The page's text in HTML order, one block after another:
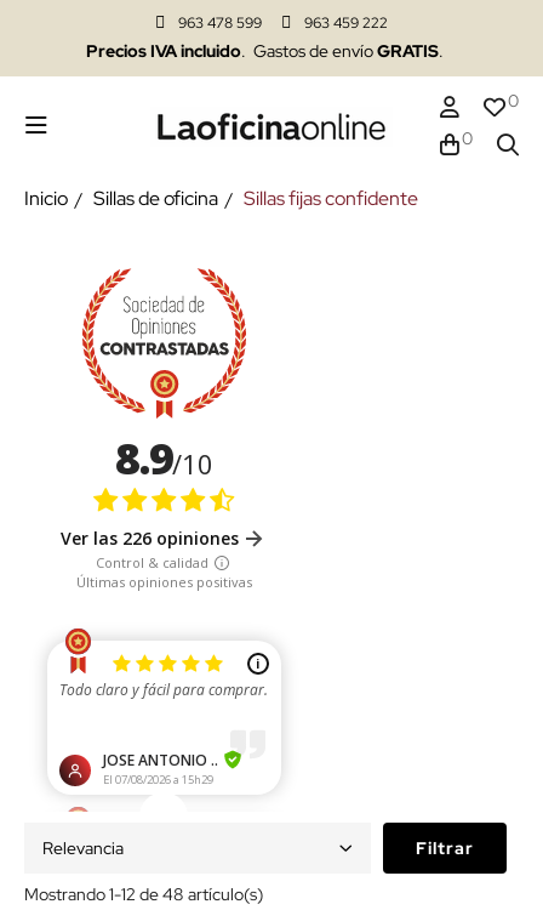
963 478 599 963 459 222
Precios IVA incluido. Gastos de envíoGRATIS.
0
0
Inicio Sillas de oficina Sillas fijas confidente
Relevancia Filtrar
Mostrando 1-12 de 48 artículo(s)